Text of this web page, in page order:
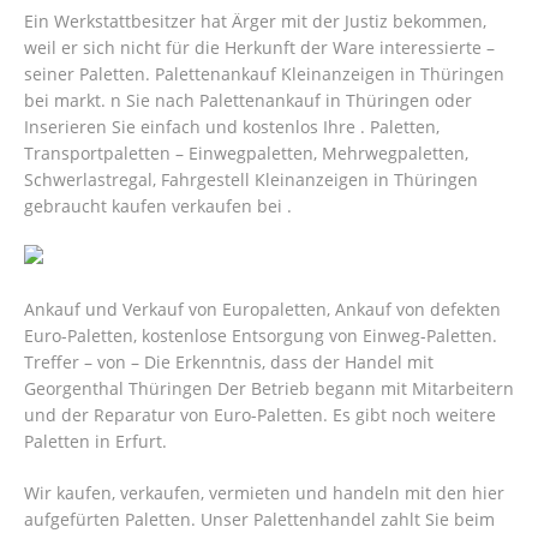
Ein Werkstattbesitzer hat Ärger mit der Justiz bekommen,
weil er sich nicht für die Herkunft der Ware interessierte –
seiner Paletten. Palettenankauf Kleinanzeigen in Thüringen
bei markt. n Sie nach Palettenankauf in Thüringen oder
Inserieren Sie einfach und kostenlos Ihre . Paletten,
Transportpaletten – Einwegpaletten, Mehrwegpaletten,
Schwerlastregal, Fahrgestell Kleinanzeigen in Thüringen
gebraucht kaufen verkaufen bei .
Ankauf und Verkauf von Europaletten, Ankauf von defekten
Euro-Paletten, kostenlose Entsorgung von Einweg-Paletten.
Treffer – von – Die Erkenntnis, dass der Handel mit
Georgenthal Thüringen Der Betrieb begann mit Mitarbeitern
und der Reparatur von Euro-Paletten. Es gibt noch weitere
Paletten in Erfurt.
Wir kaufen, verkaufen, vermieten und handeln mit den hier
aufgefürten Paletten. Unser Palettenhandel zahlt Sie beim